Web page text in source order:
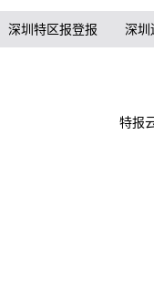
深圳特区报登报 深圳
特报